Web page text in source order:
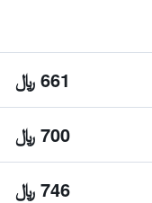
661 ﷼
700 ﷼
746 ﷼